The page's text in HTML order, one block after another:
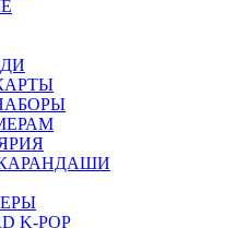
K-POP